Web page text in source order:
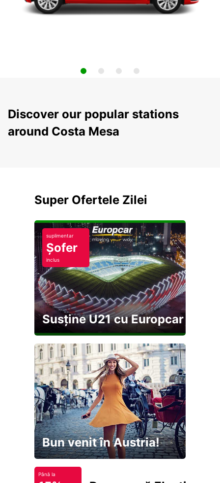
Discover our popular stations
around Costa Mesa
Super Ofertele Zilei
suplimentar
Șofer
inclus
Susține U21 cu Europcar
Bun venit în Austria!
Până la